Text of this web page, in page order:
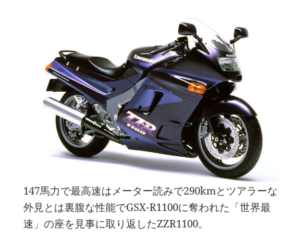
147馬力で最高速はメーター読みで290kmとツアラーな
外見とは裏腹な性能でGSX-R1100に奪われた「世界最
速」の座を見事に取り返したZZR1100。